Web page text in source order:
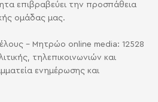
επιβραβεύει την προσπάθεια
ομάδας μας.
- Μητρώο online media: 12528
τηλεπικοινωνιών και
ενημέρωσης και